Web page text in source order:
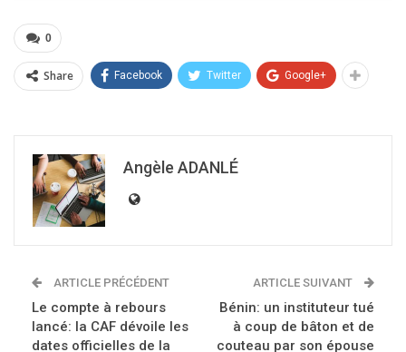
0
Share Facebook Twitter Google+
Angèle ADANLÉ
ARTICLE PRÉCÉDENT
Le compte à rebours
lancé: la CAF dévoile les
dates officielles de la
ARTICLE SUIVANT
Bénin: un instituteur tué
à coup de bâton et de
couteau par son épouse